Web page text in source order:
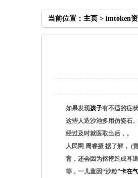
当前位置： 主页 > imtoken
如果发现孩子有不适的症
这些人造沙池多用仿瓷石
经过及时就医取出后，。
人民网 周睿摄 据了解， (
育，还会因为抠挖造成耳
等，一儿童因“沙粒”卡在